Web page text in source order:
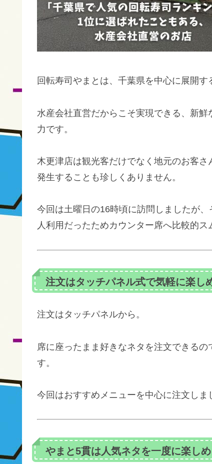
回転寿司やまとは、千葉県を中心に展開す
水産会社直営だからこそ実現できる、新
力です。
木更津店は観光客だけでなく地元のお客
発生することも珍しくありません。
今回は土曜日の16時頃に訪問しましたが
人利用だったためカウンター席へ比較的ス
注文はタッチパネル式で気軽に楽し
注文はタッチパネルから。
席に座ったまま好きなネタを注文できる
す。
今回はおすすめメニューを中心に注文しま
やまと5貫は人気ネタを一度に楽し